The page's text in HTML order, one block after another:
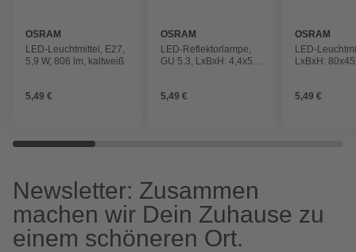
OSRAM
LED-Leuchtmittel, E27,
5,9 W, 806 lm, kaltweiß
5,49 €
OSRAM
LED-Reflektorlampe,
GU 5.3, LxBxH: 4,4x5x5
5,49 €
OSRAM
LED-
LxBxH:
5,49 €
Newsletter: Zusammen
machen wir Dein Zuhause zu
einem schöneren Ort.